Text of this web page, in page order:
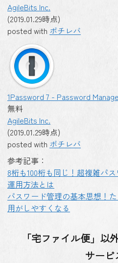
AgileBits Inc.
(2019.01.29時点)
posted with ポチレバ
1Password 7 - Password
無料
AgileBits Inc.
(2019.01.29時点)
posted with ポチレバ
参考記事：
8桁も100桁も同じ！超複雑パ
運用方法とは
パスワード管理の基本思想！
用がしやすくなる
「宅ファイル便」以
サービ